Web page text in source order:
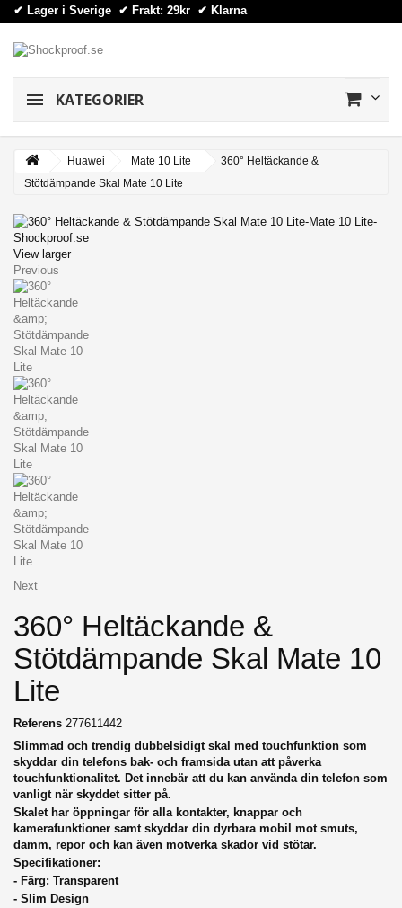
✔ Lager i Sverige ✔ Frakt: 29kr ✔ Klarna
KATEGORIER
Huawei Mate 10 Lite
360° Heltäckande &
Stötdämpande Skal Mate 10 Lite
View larger
Previous
Next
360° Heltäckande &
Stötdämpande Skal Mate 10
Lite
Referens 277611442
Slimmad och trendig dubbelsidigt skal med touchfunktion som
skyddar din telefons bak- och framsida utan att påverka
touchfunktionalitet. Det innebär att du kan använda din telefon som
vanligt när skyddet sitter på.
Skalet har öppningar för alla kontakter, knappar och
kamerafunktioner samt skyddar din dyrbara mobil mot smuts,
damm, repor och kan även motverka skador vid stötar.
Specifikationer:
- Färg: Transparent
- Slim Design